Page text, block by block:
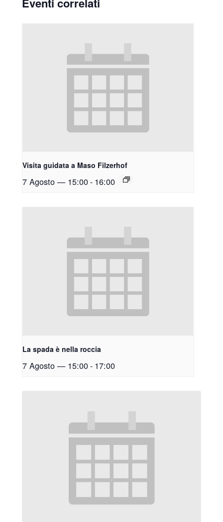
Visita guidata a Maso Filzerhof
7 Agosto — 15:00- 16:00
La spada è nella roccia
7 Agosto — 15:00- 17:00